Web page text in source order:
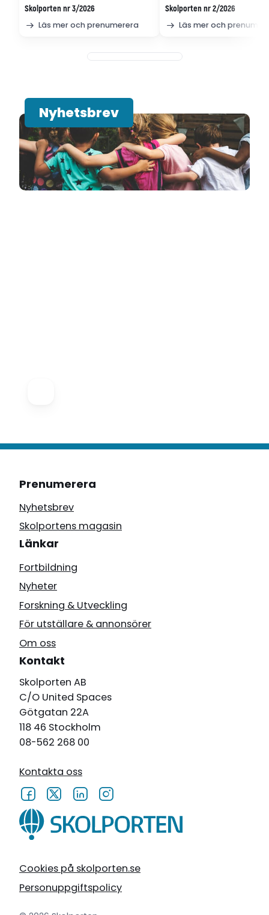
Skolporten nr 3/2026
Läs mer och prenumerera
Skolporten nr 2/2026
Läs mer och
Nyhetsbrev
Cookies på skolporten.se
Personuppgiftspolicy
Prenumerera
Nyhetsbrev
Skolportens magasin
Länkar
Fortbildning
Nyheter
Forskning & Utveckling
För utställare & annonsörer
Om oss
Kontakt
Skolporten AB
C/O United Spaces
Götgatan 22A
118 46 Stockholm
08-562 268 00
Kontakta oss